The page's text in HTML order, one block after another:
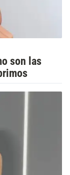
son las